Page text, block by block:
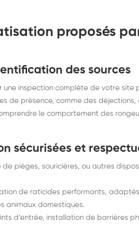
proposés
des sources
une inspection complète de votre site
de présence, comme des
le comportement des
sécurisées et
de pièges, souricières, ou autres
de raticides performants,
animaux domestiques.
d’entrée, installation de barrières